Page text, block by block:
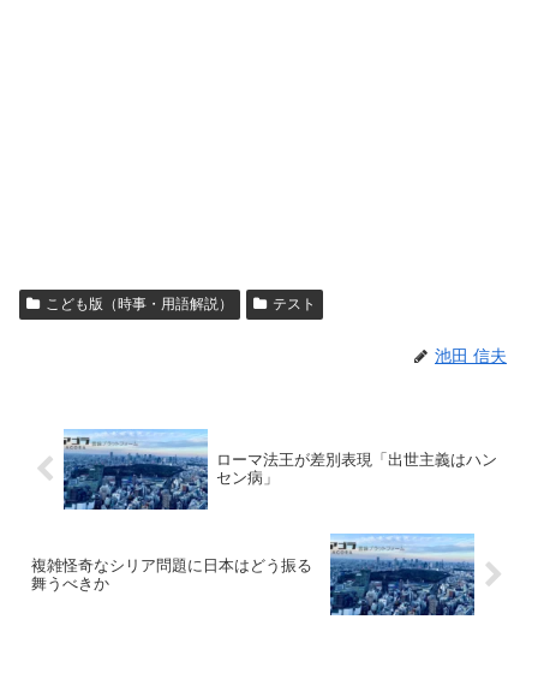
こども版（時事・用語解説） テスト
池田 信夫
ローマ法王が差別表現「出世主義はハン
セン病」
複雑怪奇なシリア問題に日本はどう振る
舞うべきか